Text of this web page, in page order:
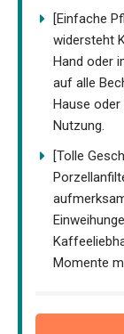
[Einfache
widersteht
Hand oder
auf alle
Hause oder
Nutzung.
[Tolle
Momente